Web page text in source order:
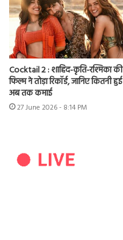
Cocktail 2 : शाहिद-कृति-रश्मिका की
फिल्म ने तोड़ा रिकॉर्ड, जानिए कितनी हुई
अब तक कमाई
27 June 2026 - 8:14 PM